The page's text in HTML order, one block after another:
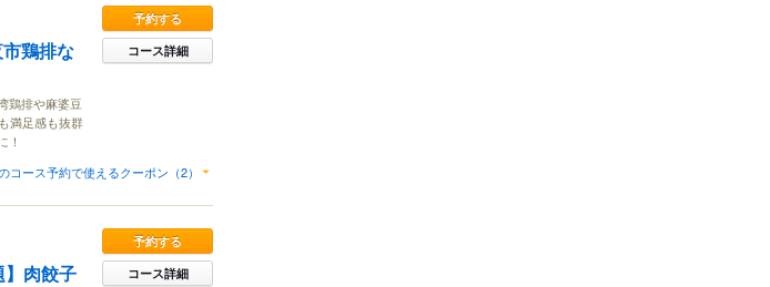
鶏排な
鶏排や麻婆豆
満足感も抜群
！
予約する
コース詳細
コース予約で使えるクーポン（2）
】肉餃子
予約する
コース詳細